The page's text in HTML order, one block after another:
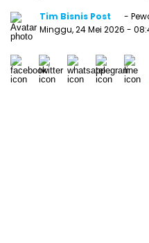
Tim Bisnis Post
-
Minggu, 24 Mei 2026 -